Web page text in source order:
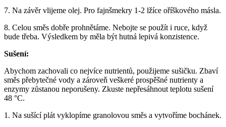
7. Na závěr vlijeme olej. Pro fajnšmekry 1-2 lžíce oříškového másla.
8. Celou směs dobře prohnětáme. Nebojte se použít i ruce, když
bude třeba. Výsledkem by měla být hutná lepivá konzistence.
Sušení:
Abychom zachovali co nejvíce nutrientů, použijeme sušičku. Zbaví
směs přebytečné vody a zároveň veškeré prospěšné nutrienty a
enzymy zůstanou neporušeny. Zkuste nepřesáhnout teplotu sušení
48 °C.
1. Na sušící plát vyklopíme granolovou směs a vytvoříme bochánek.